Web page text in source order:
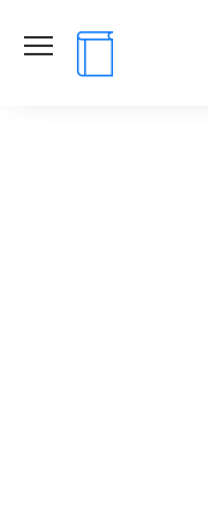
содержанию